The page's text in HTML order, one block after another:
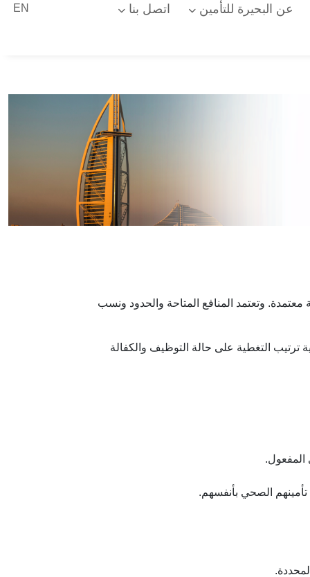
عن البحيرة للتأمين اتصل بنا EN
وتعتمد المنافع المتاحة والحدود ونسب
التغطية على حالة التوظيف والكفالة
المفعول.
الصحي بأنفسهم.